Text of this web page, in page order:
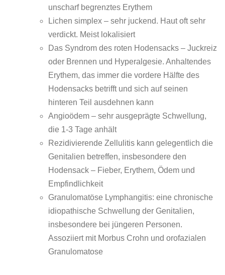
unscharf begrenztes Erythem
Lichen simplex – sehr juckend. Haut oft sehr
verdickt. Meist lokalisiert
Das Syndrom des roten Hodensacks – Juckreiz
oder Brennen und Hyperalgesie. Anhaltendes
Erythem, das immer die vordere Hälfte des
Hodensacks betrifft und sich auf seinen
hinteren Teil ausdehnen kann
Angioödem – sehr ausgeprägte Schwellung,
die 1-3 Tage anhält
Rezidivierende Zellulitis kann gelegentlich die
Genitalien betreffen, insbesondere den
Hodensack – Fieber, Erythem, Ödem und
Empfindlichkeit
Granulomatöse Lymphangitis: eine chronische
idiopathische Schwellung der Genitalien,
insbesondere bei jüngeren Personen.
Assoziiert mit Morbus Crohn und orofazialen
Granulomatose